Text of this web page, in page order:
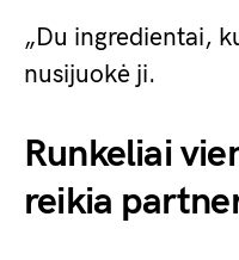
„Du ingredientai,
nusijuokė ji.
Runkeliai
reikia